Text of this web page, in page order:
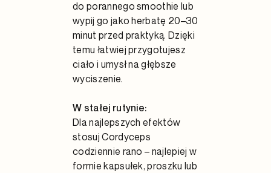
do porannego smoothie lub
wypij go jako herbatę 20–30
minut przed praktyką. Dzięki
temu łatwiej przygotujesz
ciało i umysł na głębsze
wyciszenie.
W stałej rutynie:
Dla najlepszych efektów
stosuj Cordyceps
codziennie rano – najlepiej w
formie kapsułek, proszku lub